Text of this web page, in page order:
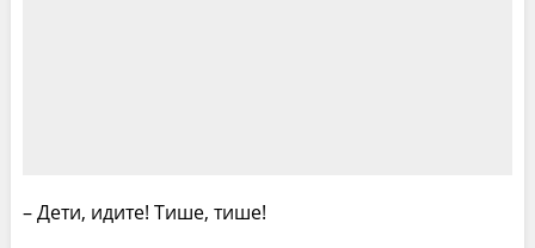
– Дети, идите! Тише, тише!